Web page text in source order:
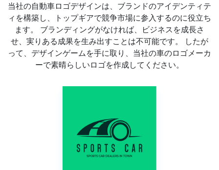
当社の自動車ロゴデザインは、ブランドのアイデンティテ
ィを構築し、トップギアで競争市場に参入するのに役立ち
ます。 ブランディングがなければ、ビジネスを成長さ
せ、実りある成果を生み出すことは不可能です。 したが
って、デザインゲームを手に取り、当社の車のロゴメーカ
ーで素晴らしいロゴを作成してください。